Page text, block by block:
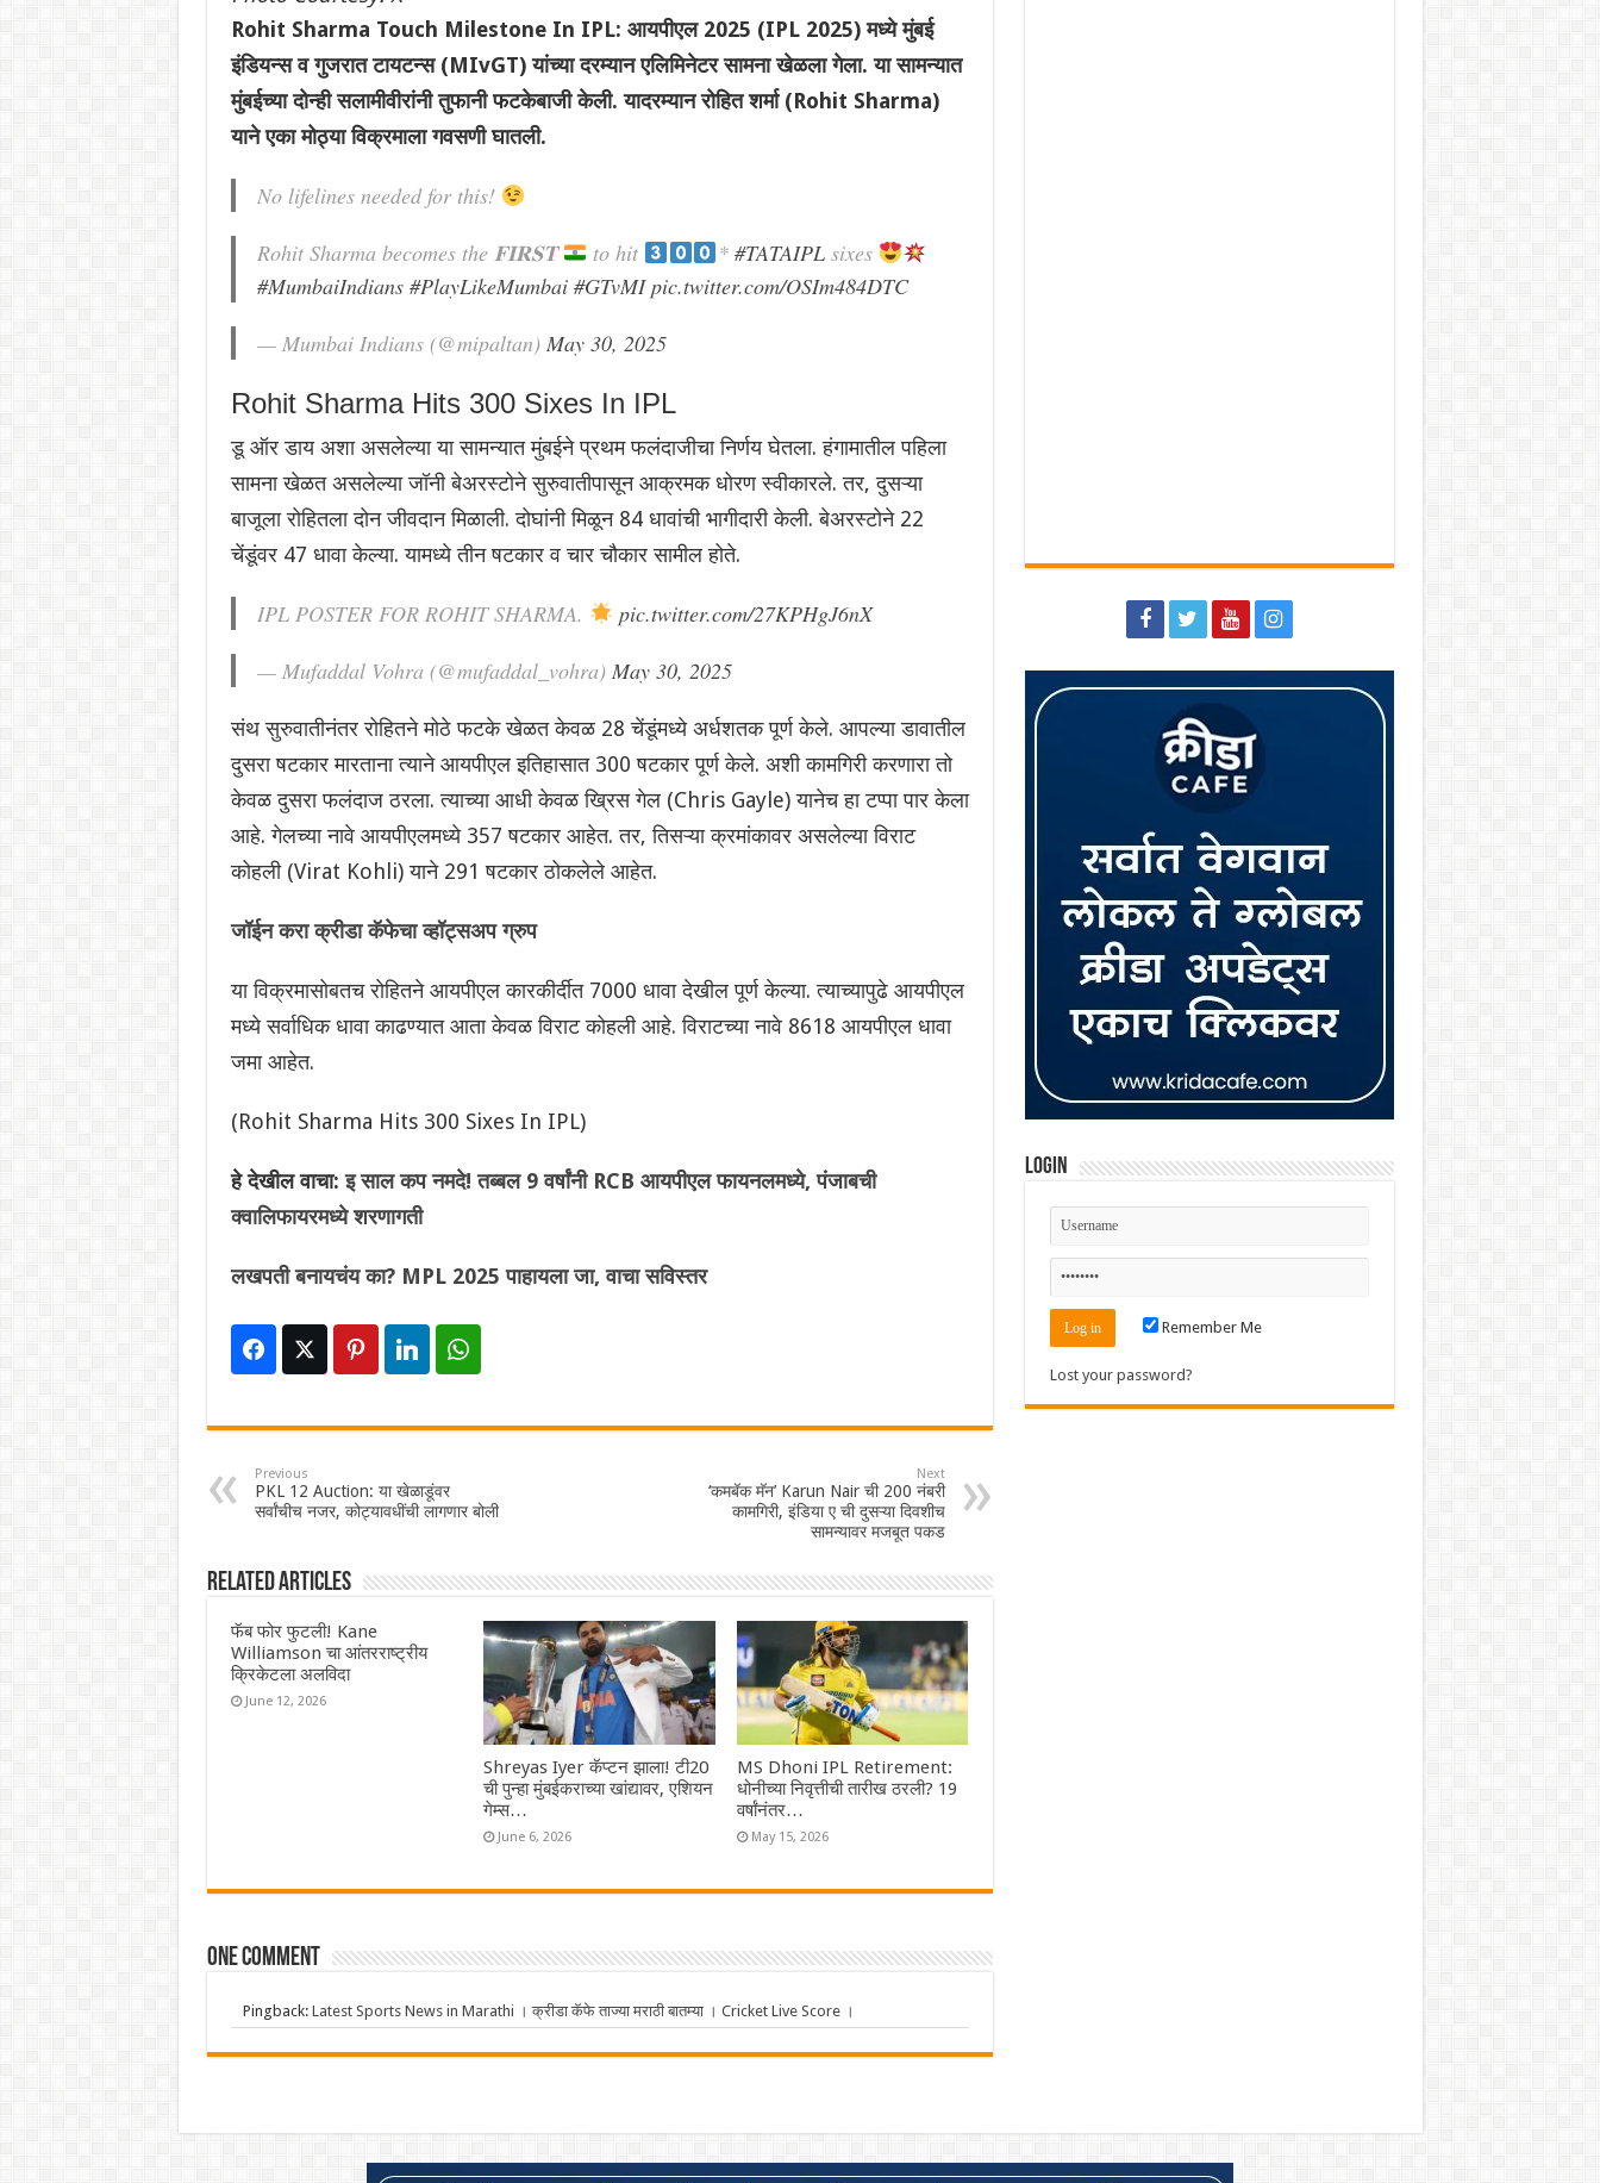
Rohit Sharma Touch Milestone In IPL: आयपीएल 2025 (IPL 2025) मध्ये मुंबई
इंडियन्स व गुजरात टायटन्स (MIvGT) यांच्या दरम्यान एलिमिनेटर सामना खेळला गेला. या सामन्यात
मुंबईच्या दोन्ही सलामीवीरांनी तुफानी फटकेबाजी केली. यादरम्यान रोहित शर्मा (Rohit Sharma)
याने एका मोठ्या विक्रमाला गवसणी घातली.
No lifelines needed for this!
Rohit Sharma becomes the 𝐅𝐈𝐑𝐒𝐓
to hit * #TATAIPLsixes
#MumbaiIndians #PlayLikeMumbai #GTvMI pic.twitter.com/OSIm484DTC
— Mumbai Indians (@mipaltan) May 30, 2025
Rohit Sharma Hits 300 Sixes In IPL
डू ऑर डाय अशा असलेल्या या सामन्यात मुंबईने प्रथम फलंदाजीचा निर्णय घेतला. हंगामातील पहिला
सामना खेळत असलेल्या जॉनी बेअरस्टोने सुरुवातीपासून आक्रमक धोरण स्वीकारले. तर, दुसऱ्या
बाजूला रोहितला दोन जीवदान मिळाली. दोघांनी मिळून 84 धावांची भागीदारी केली. बेअरस्टोने 22
चेंडूंवर 47 धावा केल्या. यामध्ये तीन षटकार व चार चौकार सामील होते.
IPL POSTER FOR ROHIT SHARMA.
pic.twitter.com/27KPHgJ6nX
— Mufaddal Vohra (@mufaddal_vohra) May 30, 2025
संथ सुरुवातीनंतर रोहितने मोठे फटके खेळत केवळ 28 चेंडूंमध्ये अर्धशतक पूर्ण केले. आपल्या डावातील
दुसरा षटकार मारताना त्याने आयपीएल इतिहासात 300 षटकार पूर्ण केले. अशी कामगिरी करणारा तो
केवळ दुसरा फलंदाज ठरला. त्याच्या आधी केवळ ख्रिस गेल (Chris Gayle) यानेच हा टप्पा पार केला
आहे‌. गेलच्या नावे आयपीएलमध्ये 357 षटकार आहेत. तर, तिसऱ्या क्रमांकावर असलेल्या विराट
कोहली (Virat Kohli) याने 291 षटकार ठोकलेले आहेत.
जॉईन करा क्रीडा कॅफेचा व्हॉट्सअप ग्रुप
या विक्रमासोबतच रोहितने आयपीएल कारकीर्दीत 7000 धावा देखील पूर्ण केल्या. त्याच्यापुढे आयपीएल
मध्ये सर्वाधिक धावा काढण्यात आता केवळ विराट कोहली आहे. विराटच्या नावे 8618 आयपीएल धावा
जमा आहेत.
(Rohit Sharma Hits 300 Sixes In IPL)
हे देखील वाचा:इ साल कप नमदे! तब्बल 9 वर्षांनी RCB आयपीएल फायनलमध्ये, पंजाबची
क्वालिफायरमध्ये शरणागती
लखपती बनायचंय का? MPL 2025 पाहायला जा, वाचा सविस्तर
Previous
PKL 12 Auction: या खेळाडूंवर
सर्वांचीच नजर, कोट्यावधींची लागणार बोली
Next
‘कमबॅक मॅन’ Karun Nair ची 200 नंबरी
कामगिरी, इंडिया ए ची दुसऱ्या दिवशीच
सामन्यावर मजबूत पकड
Related Articles
फॅब फोर फुटली! Kane
Williamson चा आंतरराष्ट्रीय
क्रिकेटला अलविदा
June 12, 2026
Shreyas Iyer कॅप्टन झाला! टी20
ची पुन्हा मुंबईकराच्या खांद्यावर, एशियन
गेम्स…
June 6, 2026
MS Dhoni IPL Retirement:
धोनीच्या निवृत्तीची तारीख ठरली? 19
वर्षांनंतर…
May 15, 2026
One comment
Pingback: Latest Sports News in Marathi । क्रीडा कॅफे ताज्या मराठी बातम्या । Cricket Live Score ।
Login
Remember Me
Lost your password?